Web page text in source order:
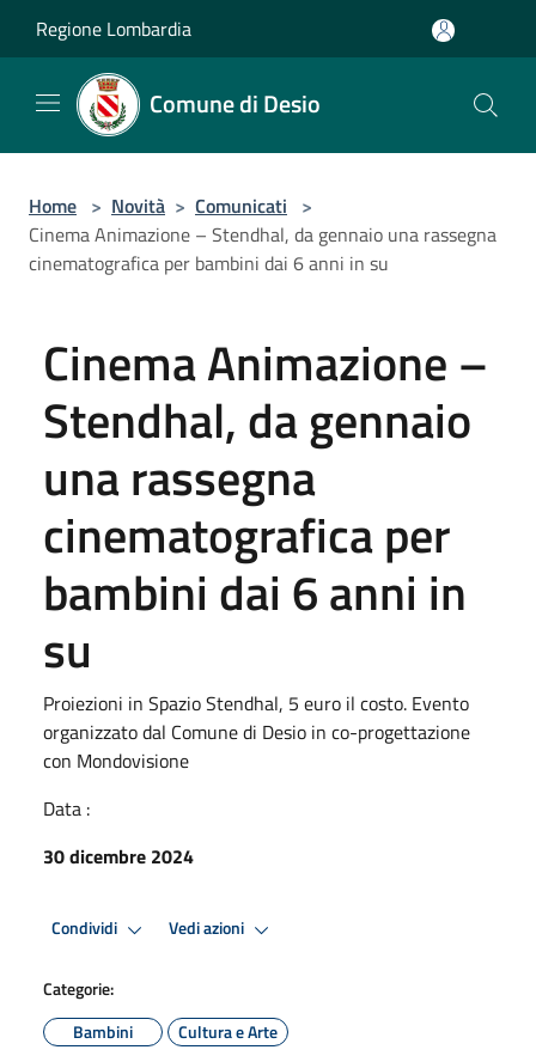
Regione Lombardia
Comune di Desio
Home > Novità > Comunicati >
Cinema Animazione – Stendhal, da gennaio una rassegna
cinematografica per bambini dai 6 anni in su
Cinema Animazione –
Stendhal, da gennaio
una rassegna
cinematografica per
bambini dai 6 anni in
su
Proiezioni in Spazio Stendhal, 5 euro il costo. Evento
organizzato dal Comune di Desio in co-progettazione
con Mondovisione
Data :
30 dicembre 2024
Condividi Vedi azioni
Categorie:
Bambini
Cultura e Arte